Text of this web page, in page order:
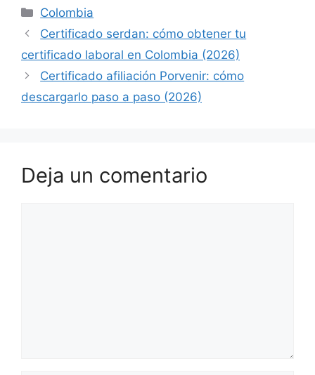
Categorías
Colombia
Certificado serdan: cómo obtener tu
certificado laboral en Colombia (2026)
Certificado afiliación Porvenir: cómo
descargarlo paso a paso (2026)
Deja un comentario